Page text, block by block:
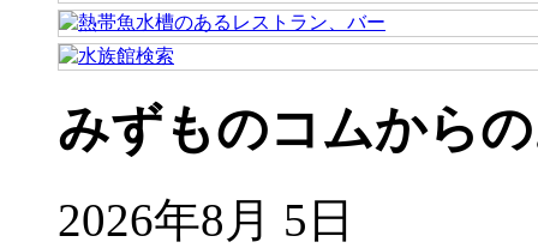
みずものコムから
2026年8月 5日